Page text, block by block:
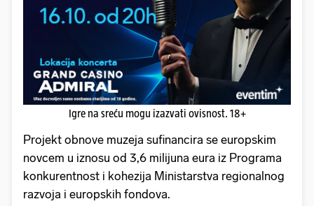
Igre na sreću mogu izazvati ovisnost. 18+
Projekt obnove muzeja sufinancira se europskim
novcem u iznosu od 3,6 milijuna eura iz Programa
konkurentnost i kohezija Ministarstva regionalnog
razvoja i europskih fondova.